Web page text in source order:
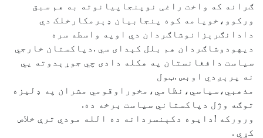
ګرانه که واخت راغی نوپنجاپيانوته به هم سبق
ورکوو،خوپامه کوه پنجابيان ډېرمکارخلک دي
دادانګرېزانوشاګردان دي اوپه واسطه سره
ديهودوشاګردان هم بلل کېدای سي .دپاکستان خارجي
سياست دافغانستان په هکله دادی چي جوړېدوته يي
نه پرېږدي اوبس .ټول
مذهبي،سياسي،نظامي،مخوراوقومي مشران په ډليزه
توګه وژل دپاکستاني سياست برخه ده.
ورورکه !دايوه دکېنسردانه ده الله مودي ترې خلاص
کړي .